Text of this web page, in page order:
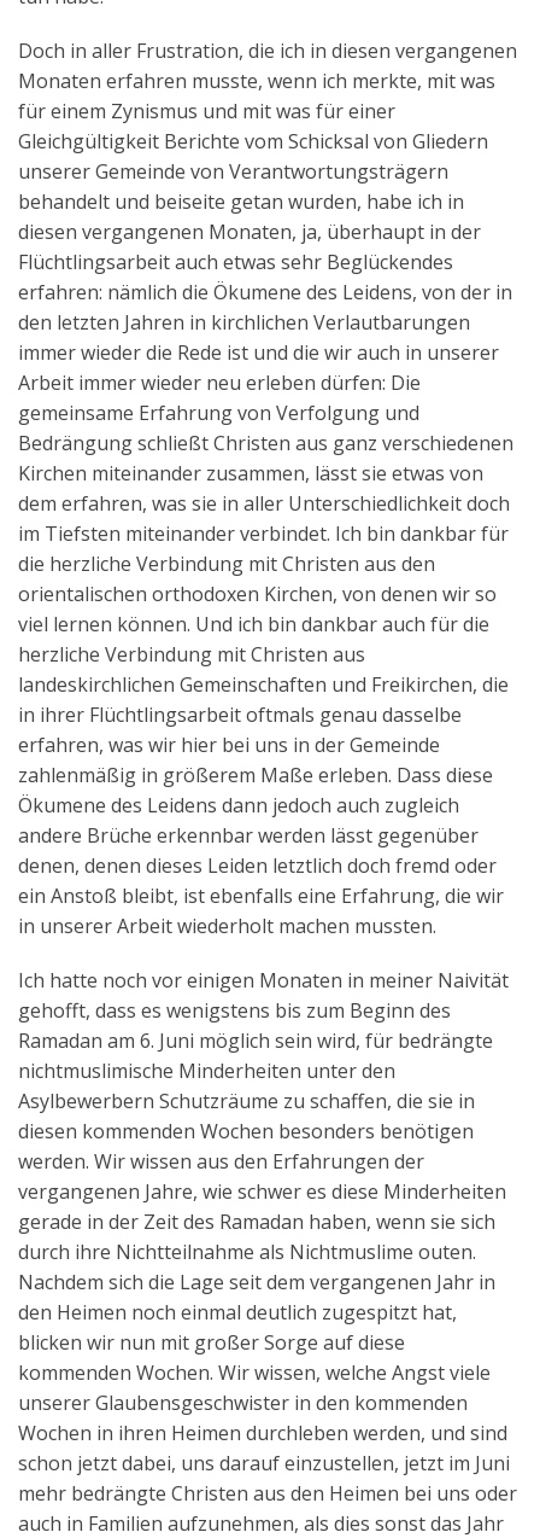
Doch in aller Frustration, die ich in diesen vergangenen
Monaten erfahren musste, wenn ich merkte, mit was
für einem Zynismus und mit was für einer
Gleichgültigkeit Berichte vom Schicksal von Gliedern
unserer Gemeinde von Verantwortungsträgern
behandelt und beiseite getan wurden, habe ich in
diesen vergangenen Monaten, ja, überhaupt in der
Flüchtlingsarbeit auch etwas sehr Beglückendes
erfahren: nämlich die Ökumene des Leidens, von der in
den letzten Jahren in kirchlichen Verlautbarungen
immer wieder die Rede ist und die wir auch in unserer
Arbeit immer wieder neu erleben dürfen: Die
gemeinsame Erfahrung von Verfolgung und
Bedrängung schließt Christen aus ganz verschiedenen
Kirchen miteinander zusammen, lässt sie etwas von
dem erfahren, was sie in aller Unterschiedlichkeit doch
im Tiefsten miteinander verbindet. Ich bin dankbar für
die herzliche Verbindung mit Christen aus den
orientalischen orthodoxen Kirchen, von denen wir so
viel lernen können. Und ich bin dankbar auch für die
herzliche Verbindung mit Christen aus
landeskirchlichen Gemeinschaften und Freikirchen, die
in ihrer Flüchtlingsarbeit oftmals genau dasselbe
erfahren, was wir hier bei uns in der Gemeinde
zahlenmäßig in größerem Maße erleben. Dass diese
Ökumene des Leidens dann jedoch auch zugleich
andere Brüche erkennbar werden lässt gegenüber
denen, denen dieses Leiden letztlich doch fremd oder
ein Anstoß bleibt, ist ebenfalls eine Erfahrung, die wir
in unserer Arbeit wiederholt machen mussten.
Ich hatte noch vor einigen Monaten in meiner Naivität
gehofft, dass es wenigstens bis zum Beginn des
Ramadan am 6. Juni möglich sein wird, für bedrängte
nichtmuslimische Minderheiten unter den
Asylbewerbern Schutzräume zu schaffen, die sie in
diesen kommenden Wochen besonders benötigen
werden. Wir wissen aus den Erfahrungen der
vergangenen Jahre, wie schwer es diese Minderheiten
gerade in der Zeit des Ramadan haben, wenn sie sich
durch ihre Nichtteilnahme als Nichtmuslime outen.
Nachdem sich die Lage seit dem vergangenen Jahr in
den Heimen noch einmal deutlich zugespitzt hat,
blicken wir nun mit großer Sorge auf diese
kommenden Wochen. Wir wissen, welche Angst viele
unserer Glaubensgeschwister in den kommenden
Wochen in ihren Heimen durchleben werden, und sind
schon jetzt dabei, uns darauf einzustellen, jetzt im Juni
mehr bedrängte Christen aus den Heimen bei uns oder
auch in Familien aufzunehmen, als dies sonst das Jahr